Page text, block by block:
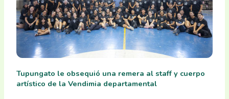
Tupungato le obsequió una remera al staff y cuerpo
artístico de la Vendimia departamental